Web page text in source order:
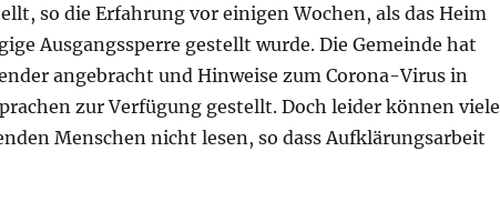
so die Erfahrung vor einigen Wochen, als das Heim
Ausgangssperre gestellt wurde. Die Gemeinde hat
angebracht und Hinweise zum Corona-Virus in
zur Verfügung gestellt. Doch leider können viele
Menschen nicht lesen, so dass Aufklärungsarbeit